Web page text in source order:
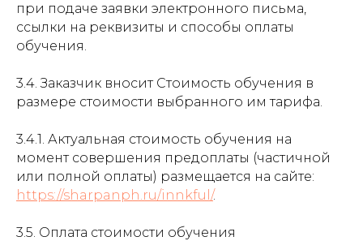
при подаче заявки электронного письма,
ссылки на реквизиты и способы оплаты
обучения.
3.4. Заказчик вносит Стоимость обучения в
размере стоимости выбранного им тарифа.
3.4.1. Актуальная стоимость обучения на
момент совершения предоплаты (частичной
или полной оплаты) размещается на сайте:
https://sharpanph.ru/innkful/.
3.5. Оплата стоимости обучения